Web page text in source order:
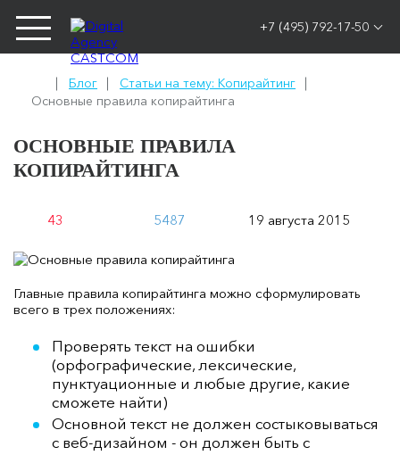
+7 (495) 792-17-50
Блог
Статьи на тему: Копирайтинг
Основные правила копирайтинга
ОСНОВНЫЕ ПРАВИЛА
КОПИРАЙТИНГА
43 5487 19 августа 2015
Главные правила копирайтинга можно сформулировать
всего в трех положениях:
Проверять текст на ошибки
(орфографические, лексические,
пунктуационные и любые другие, какие
сможете найти)
Основной текст не должен состыковываться
с веб-дизайном - он должен быть с